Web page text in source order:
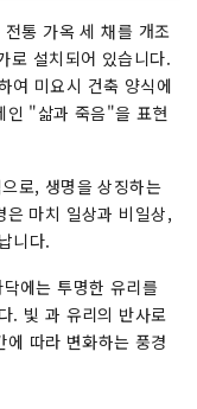
통 가옥 세 채를 개조
로 설치되어 있습니다.
여 미요시 건축 양식에
인 "삶과 죽음"을 표현
로, 생명을 상징하는
마치 일상과 비일상,
니다.
에는 투명한 유리를
. 빛 과 유리의 반사로
에 따라 변화하는 풍경